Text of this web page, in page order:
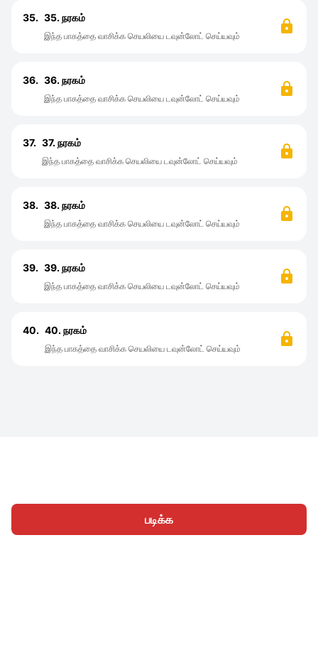
படிக்க
35. 35. நரகம்
இந்த பாகத்தை வாசிக்க செயலியை டவுன்லோட் செய்யவும்
36. 36. நரகம்
இந்த பாகத்தை வாசிக்க செயலியை டவுன்லோட் செய்யவும்
37. 37. நரகம்
இந்த பாகத்தை வாசிக்க செயலியை டவுன்லோட் செய்யவும்
38. 38. நரகம்
இந்த பாகத்தை வாசிக்க செயலியை டவுன்லோட் செய்யவும்
39. 39. நரகம்
இந்த பாகத்தை வாசிக்க செயலியை டவுன்லோட் செய்யவும்
40. 40. நரகம்
இந்த பாகத்தை வாசிக்க செயலியை டவுன்லோட் செய்யவும்
முகப்பு வகைகள் எழுத கட்டுரைகள் உள்நுழைக